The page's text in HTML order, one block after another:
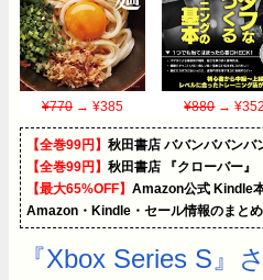
¥770 → ¥385 ¥880→
【全巻99円】 秋田書店 ババンババンバ
【全巻99円】 秋田書店 『クローバー』
【最大65%OFF】 Amazon公式 Kindle
Amazon・Kindle・セール情報のまと
『Xbox Series S